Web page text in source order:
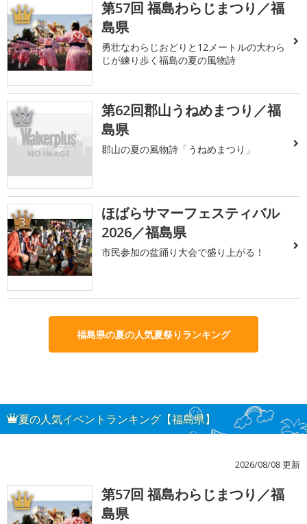
1
第57回 福島わらじまつり／福
島県
勇壮なわらじおどりと12メートルの大わら
じが練り歩く福島の夏の風物詩
2
第62回郡山うねめまつり／福
島県
郡山の夏の風物詩「うねめまつり」
3
ほばらサマーフェスティバル
2026／福島県
市民参加の盆踊り大会で盛り上がる！
福島県の夏の人気夏祭りランキング
夏の人気イベントランキング【福島県】
2026/08/08 更新
1
第57回 福島わらじまつり／福
島県